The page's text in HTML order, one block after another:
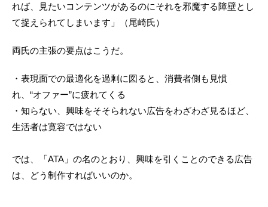
れば、見たいコンテンツがあるのにそれを邪魔する障壁とし
て捉えられてしまいます」（尾崎氏）
両氏の主張の要点はこうだ。
・表現面での最適化を過剰に図ると、消費者側も見慣
れ、“オファー”に疲れてくる
・知らない、興味をそそられない広告をわざわざ見るほど、
生活者は寛容ではない
では、「ATA」の名のとおり、興味を引くことのできる広告
は、どう制作すればいいのか。